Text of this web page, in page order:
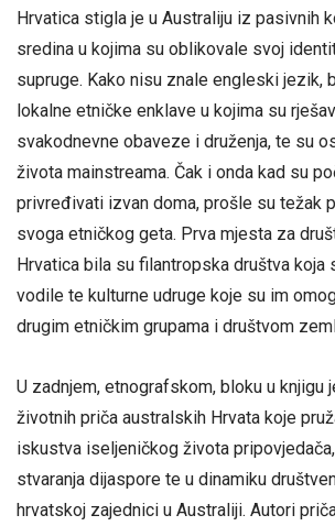
Hrvatica stigla je u Australiju iz pasivnih
sredina u kojima su oblikovale svoj
supruge. Kako nisu znale engleski jezik,
lokalne etničke enklave u kojima su
svakodnevne obaveze i druženja, te su
života mainstreama. Čak i onda kad su
privređivati izvan doma, prošle su težak
svoga etničkog geta. Prva mjesta za
Hrvatica bila su filantropska društva koja
vodile te kulturne udruge koje su im
drugim etničkim grupama i društvom
U zadnjem, etnografskom, bloku u knjigu
životnih priča australskih Hrvata koje
iskustva iseljeničkog života
stvaranja dijaspore te u dinamiku
hrvatskoj zajednici u Australiji. Autori